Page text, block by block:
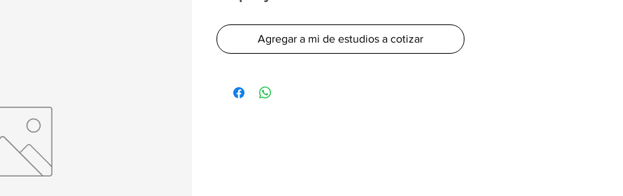
Agregar a mi de estudios a cotizar